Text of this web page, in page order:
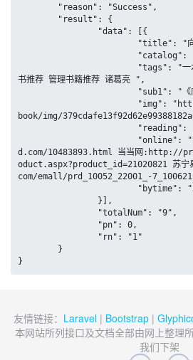
书推荐 管理书籍推荐 诸葛亮 ",
book/img/
d.com/10483893.html 当当网:http://
oduct.aspx?product_id=21020821 苏
com/emall/prd_10052_22001_-
}
友情链接： Laravel | Bootstrap |
本网站所列接口及文档全部由网上整理
我们下架